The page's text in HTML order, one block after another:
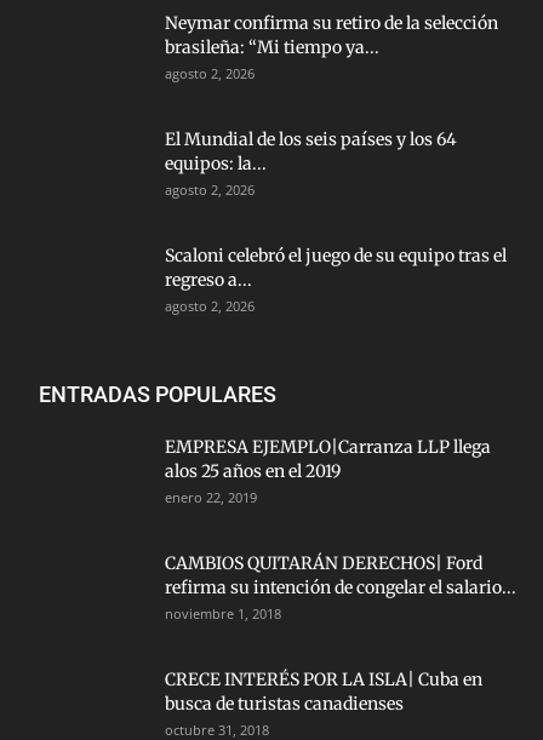
Neymar confirma su retiro de la selección
brasileña: “Mi tiempo ya...
agosto 2, 2026
El Mundial de los seis países y los 64
equipos: la...
agosto 2, 2026
Scaloni celebró el juego de su equipo tras el
regreso a...
agosto 2, 2026
ENTRADAS POPULARES
EMPRESA EJEMPLO|Carranza LLP llega
alos 25 años en el 2019
enero 22, 2019
CAMBIOS QUITARÁN DERECHOS| Ford
refirma su intención de congelar el salario...
noviembre 1, 2018
CRECE INTERÉS POR LA ISLA| Cuba en
busca de turistas canadienses
octubre 31, 2018